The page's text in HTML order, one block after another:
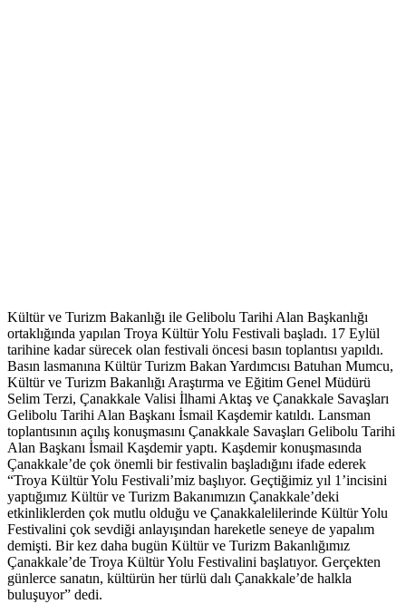
Kültür ve Turizm Bakanlığı ile Gelibolu Tarihi Alan Başkanlığı
ortaklığında yapılan Troya Kültür Yolu Festivali başladı. 17 Eylül
tarihine kadar sürecek olan festivali öncesi basın toplantısı yapıldı.
Basın lasmanına Kültür Turizm Bakan Yardımcısı Batuhan Mumcu,
Kültür ve Turizm Bakanlığı Araştırma ve Eğitim Genel Müdürü
Selim Terzi, Çanakkale Valisi İlhami Aktaş ve Çanakkale Savaşları
Gelibolu Tarihi Alan Başkanı İsmail Kaşdemir katıldı. Lansman
toplantısının açılış konuşmasını Çanakkale Savaşları Gelibolu Tarihi
Alan Başkanı İsmail Kaşdemir yaptı. Kaşdemir konuşmasında
Çanakkale’de çok önemli bir festivalin başladığını ifade ederek
“Troya Kültür Yolu Festivali’miz başlıyor. Geçtiğimiz yıl 1’incisini
yaptığımız Kültür ve Turizm Bakanımızın Çanakkale’deki
etkinliklerden çok mutlu olduğu ve Çanakkalelilerinde Kültür Yolu
Festivalini çok sevdiği anlayışından hareketle seneye de yapalım
demişti. Bir kez daha bugün Kültür ve Turizm Bakanlığımız
Çanakkale’de Troya Kültür Yolu Festivalini başlatıyor. Gerçekten
günlerce sanatın, kültürün her türlü dalı Çanakkale’de halkla
buluşuyor” dedi.